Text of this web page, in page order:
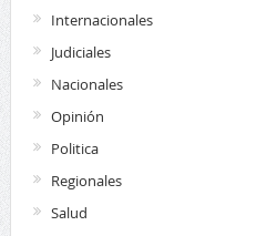
Internacionales
Judiciales
Nacionales
Opinión
Politica
Regionales
Salud